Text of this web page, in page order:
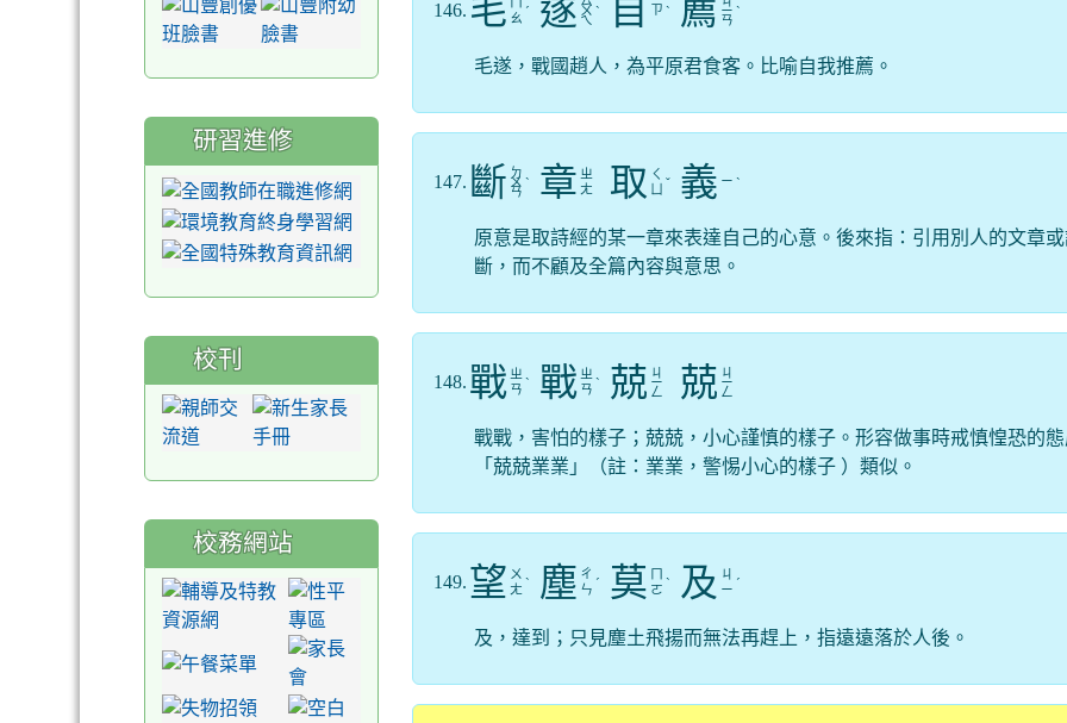
146. 毛 ㄠ ˊ 遂 ㄨ
ㄟ
ˋ 自 ㄗ ˋ 薦 ㄧ
ㄢ
ˋ
毛遂，戰國趙人，為平原君食客。比喻自我推薦。
147. 斷 ㄉ
ㄨ
ㄢ
ˋ 章 ㄓ
ㄤ
取 ㄑ
ˇ 義 ㄧ ˋ
原意是取詩經的某一章來表達自己的心意。後來指：引用別人的文章
斷，而不顧及全篇內容與意思。
148. 戰 ㄓ
ㄢ ˋ 戰 ㄓ
ㄢ ˋ 兢 ㄐ
ㄧ
ㄥ 兢 ㄐ
ㄧ
ㄥ
戰戰，害怕的樣子；兢兢，小心謹慎的樣子。形容做事時戒慎惶恐的
「兢兢業業」（註：業業，警惕小心的樣子 ）類似。
149. 望 ㄨ
ㄤ ˋ 塵 ㄔ
ㄣ ˊ 莫 ㄇ
ㄛ ˋ 及 ㄐ
ㄧ ˊ
及，達到；只見塵土飛揚而無法再趕上，指遠遠落於人後。
研習進修
校刊
校務網站